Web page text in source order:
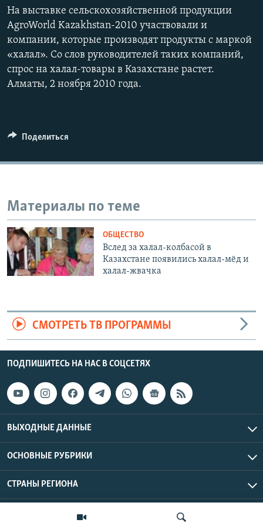
На выставке сельскохозяйственной продукции
AgroWorld Kazakhstan-2010 участвовали и
компании, которые производят продукты с маркой
«халал». Со слов руководителей таких компаний,
спрос на халал-товары в Казахстане растeт.
Алматы, 2 ноября 2010 года.
Поделиться
Материалы по теме
ОБЩЕСТВО
Вслед за халал-колбасой в
Казахстане появились халал-мёд и
халал-жвачка
СМОТРЕТЬ ТВ ПРОГРАММЫ
ПОДПИШИТЕСЬ НА НАС В СОЦСЕТЯХ
ВЫХОДНЫЕ ДАННЫЕ
ОСНОВНЫЕ РУБРИКИ
СТРАНЫ РЕГИОНА
Азаттык Азия © 2026 RFE/RL, Inc. | Все права защищены.